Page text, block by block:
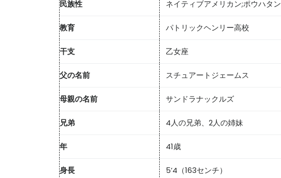
民族性 ネイティブアメリカン;ポウハタン
教育 パトリックヘンリー高校
干支 乙女座
父の名前 スチュアートジェームス
母親の名前 サンドラナックルズ
兄弟 4人の兄弟、2人の姉妹
年 41歳
身長 5’4（163センチ）